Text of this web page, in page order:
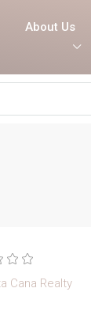
About Us
Cana Realty